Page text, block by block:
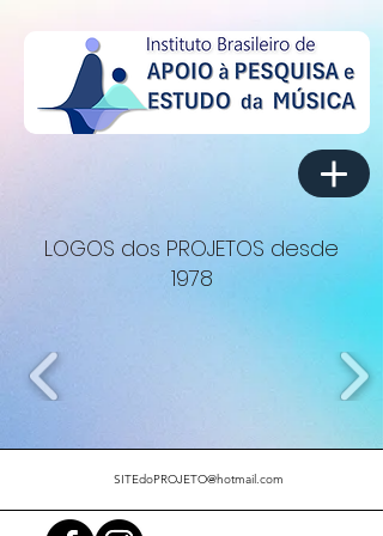
LOGOS dos PROJETOS desde
1978
SITEdoPROJETO@hotmail.com